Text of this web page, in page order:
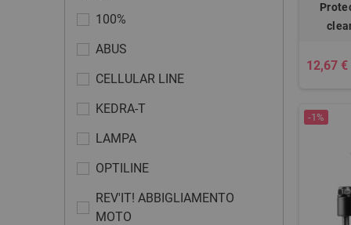
100%
ABUS
CELLULAR LINE
KEDRA-T
LAMPA
OPTILINE
REV'IT! ABBIGLIAMENTO
MOTO
12,67 €
-1%